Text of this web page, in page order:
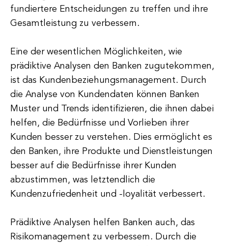
fundiertere Entscheidungen zu treffen und ihre
Gesamtleistung zu verbessern.
Eine der wesentlichen Möglichkeiten, wie
prädiktive Analysen den Banken zugutekommen,
ist das Kundenbeziehungsmanagement. Durch
die Analyse von Kundendaten können Banken
Muster und Trends identifizieren, die ihnen dabei
helfen, die Bedürfnisse und Vorlieben ihrer
Kunden besser zu verstehen. Dies ermöglicht es
den Banken, ihre Produkte und Dienstleistungen
besser auf die Bedürfnisse ihrer Kunden
abzustimmen, was letztendlich die
Kundenzufriedenheit und -loyalität verbessert.
Prädiktive Analysen helfen Banken auch, das
Risikomanagement zu verbessern. Durch die